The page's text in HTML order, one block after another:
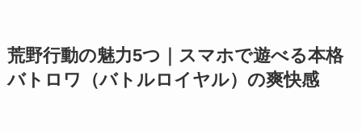
荒野行動の魅力5つ｜スマホで遊べる本格
バトロワ（バトルロイヤル）の爽快感